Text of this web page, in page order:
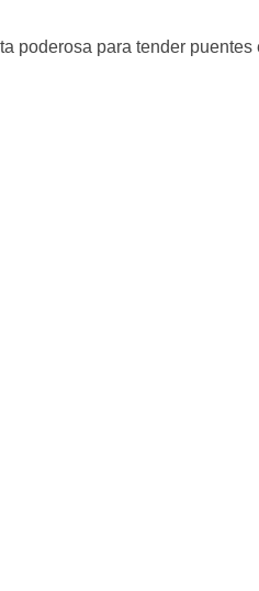
poderosa para tender